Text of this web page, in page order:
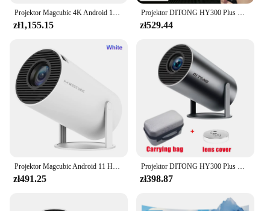
zł1,155.15 zł529.44
zł491.25 zł398.87